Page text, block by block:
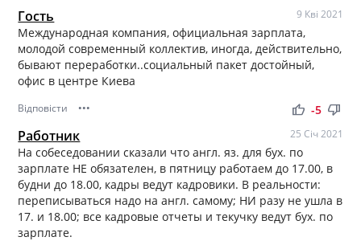
Гость 9 Кві 2021
Международная компания, официальная зарплата,
молодой современный коллектив, иногда, действительно,
бывают переработки..социальный пакет достойный,
офис в центре Киева
Відповісти ••• thumb_up thumb_down
-5
Работник 25 Січ 2021
На собеседовании сказали что англ. яз. для бух. по
зарплате НЕ обязателен, в пятницу работаем до 17.00, в
будни до 18.00, кадры ведут кадровики. В реальности:
переписываться надо на англ. самому; НИ разу не ушла в
17. и 18.00; все кадровые отчеты и текучку ведут бух. по
зарплате.